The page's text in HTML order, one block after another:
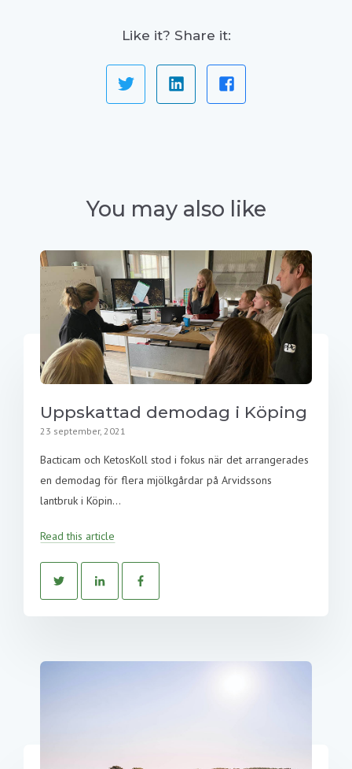
Like it? Share it:
You may also like
Uppskattad demodag i Köping
23 september, 2021
Bacticam och KetosKoll stod i fokus när det arrangerades
en demodag för flera mjölkgårdar på Arvidssons
lantbruk i Köpin...
Read this article